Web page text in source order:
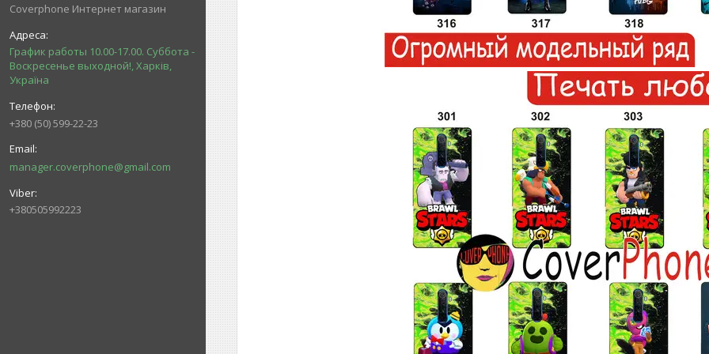
Coverphone Интернет магазин
График работы 10.00-17.00. Суббота -
Воскресенье выходной!, Харків,
Україна
+380 (50) 599-22-23
manager.coverphone@gmail.com
+380505992223